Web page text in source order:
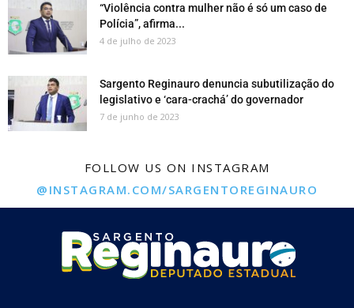
“Violência contra mulher não é só um caso de
Polícia”, afirma...
4 de julho de 2023
Sargento Reginauro denuncia subutilização do
legislativo e ‘cara-crachá’ do governador
7 de junho de 2023
FOLLOW US ON INSTAGRAM
@INSTAGRAM.COM/SARGENTOREGINAURO